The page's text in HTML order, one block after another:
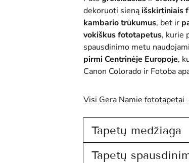
dekoruoti sieną išskirtiniais
kambario trūkumus, bet ir
vokiškus fototapetus, kurie
spausdinimo metu
pirmi Centrinėje Europoje,
Canon Colorado ir Fotoba
Visi Gera Namie
Tapetų medžiaga
Tapetų